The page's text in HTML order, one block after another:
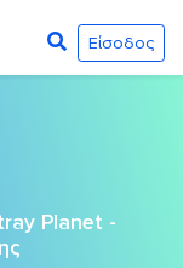
Είσοδος
Planet -